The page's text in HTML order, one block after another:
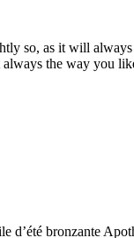
so, as it will always
the way you
d’été bronzante